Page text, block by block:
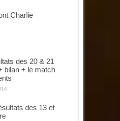
Charlie
des 20 & 21
bilan + le match
des 13 et